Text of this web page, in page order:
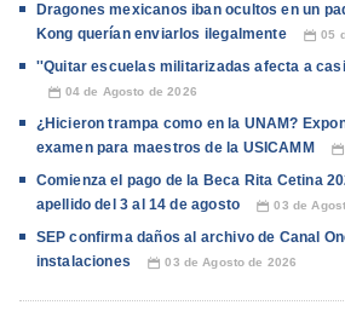
Dragones mexicanos iban ocultos en un
Kong querían enviarlos ilegalmente
📅 05
''Quitar escuelas militarizadas afecta a
📅 04 de Agosto de 2026
¿Hicieron trampa como en la UNAM?
examen para maestros de la USICAMM
📅
Comienza el pago de la Beca Rita Cetina
apellido del 3 al 14 de agosto
📅 03 de
SEP confirma daños al archivo de Canal
instalaciones
📅 03 de Agosto de 2026